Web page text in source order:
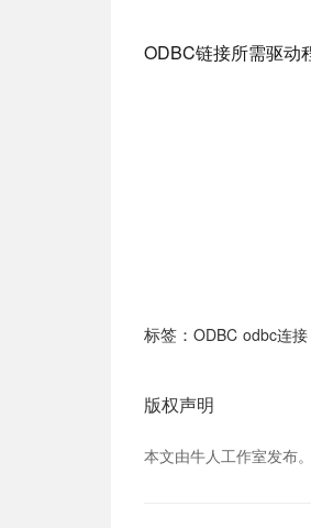
ODBC链接所需驱动
标签： ODBC odbc连接
版权声明
本文由牛人工作室发布